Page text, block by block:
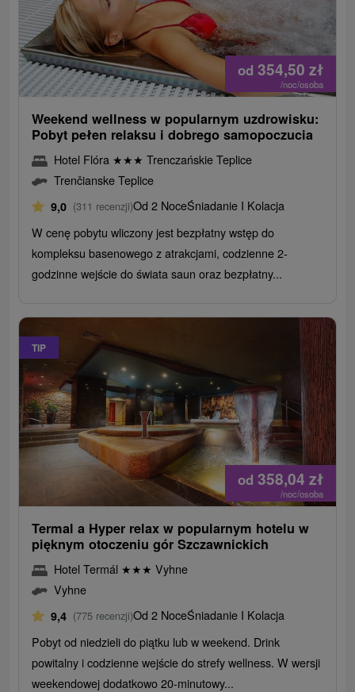
od 354,50 zł
/noc/osoba
Weekend wellness w popularnym uzdrowisku:
Pobyt pełen relaksu i dobrego samopoczucia
Hotel Flóra ★★★ Trenczańskie Teplice
Trenčianske Teplice
9,0 (311 recenzji)Od 2 NoceŚniadanie I Kolacja
W cenę pobytu wliczony jest bezpłatny wstęp do
kompleksu basenowego z atrakcjami, codzienne 2-
godzinne wejście do świata saun oraz bezpłatny...
TIP
od 358,04 zł
/noc/osoba
Termal a Hyper relax w popularnym hotelu w
pięknym otoczeniu gór Szczawnickich
Hotel Termál ★★★ Vyhne
Vyhne
9,4 (775 recenzji)Od 2 NoceŚniadanie I Kolacja
Pobyt od niedzieli do piątku lub w weekend. Drink
powitalny i codzienne wejście do strefy wellness. W wersji
weekendowej dodatkowo 20-minutowy...